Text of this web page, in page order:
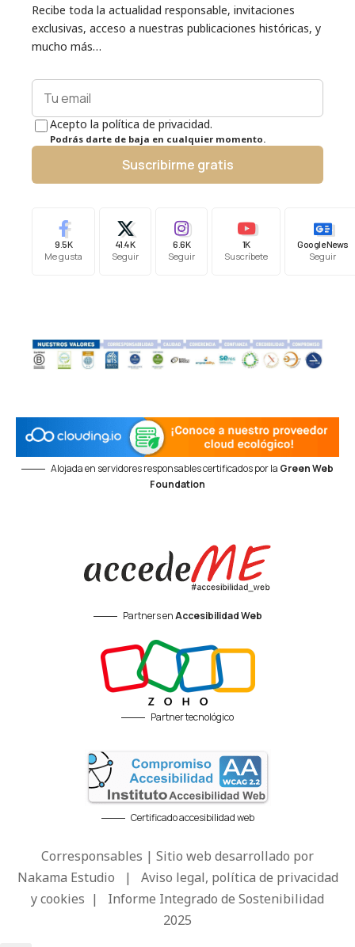
Recibe toda la actualidad responsable, invitaciones
exclusivas, acceso a nuestras publicaciones históricas, y
mucho más…
Acepto la política de privacidad.
Podrás darte de baja en cualquier momento.
Suscribirme gratis
9.5K
Me gusta
41.4K
Seguir
6.6K
Seguir
1K
Suscríbete
Google News
Seguir
Alojada en servidores responsables certificados por la Green Web
Foundation
Partners enAccesibilidad Web
Partner tecnológico
Certificado accesibilidad web
Corresponsables | Sitio web desarrollado por
Nakama Estudio | Aviso legal, política de privacidad
y cookies | Informe Integrado de Sostenibilidad
2025